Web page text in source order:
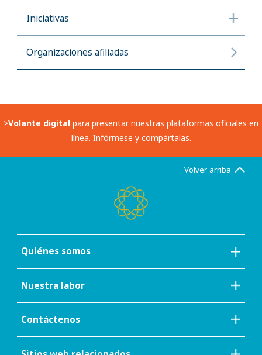
Iniciativas
Organizaciones afiliadas
>Volante digital para presentar nuestras plataformas oficiales en
línea. Infórmese y compártalas.
Volver arriba
Quiénes somos
Nuestra labor
Contáctenos